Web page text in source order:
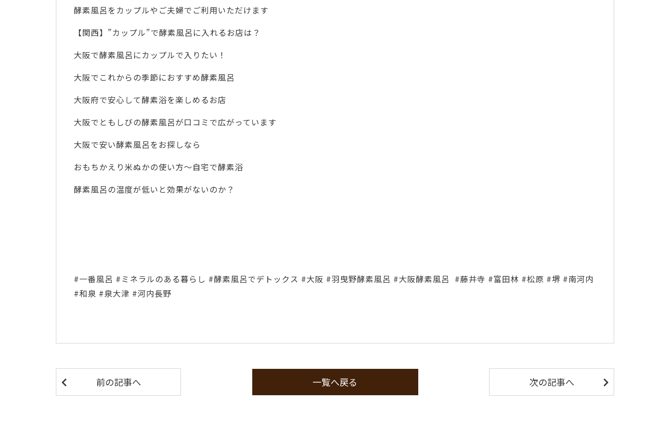
酵素風呂をカップルやご夫婦でご利用いただけます
【関西】”カップル”で酵素風呂に入れるお店は？
大阪で酵素風呂にカップルで入りたい！
大阪でこれからの季節におすすめ酵素風呂
大阪府で安心して酵素浴を楽しめるお店
大阪でともしびの酵素風呂が口コミで広がっています
大阪で安い酵素風呂をお探しなら
おもちかえり米ぬかの使い方～自宅で酵素浴
酵素風呂の温度が低いと効果がないのか？
#一番風呂 #ミネラルのある暮らし #酵素風呂でデトックス #大阪 #羽曳野酵素風呂 #大阪酵素風呂 #藤井寺 #富田林 #松原 #堺 #南河内
#和泉 #泉大津 #河内長野
前の記事へ 一覧へ戻る 次の記事へ